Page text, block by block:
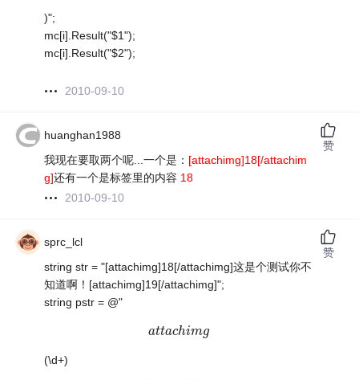
)";
mc[i].Result("$1");
mc[i].Result("$2");
2010-09-10
huanghan1988
我现在要取两个呢...一个是： [attachimg]18[/attachim
g]还有一个是标签里的内容 18
2010-09-10
赞
sprc_lcl
string str = "[attachimg]18[/attachimg]这是个测试你不
知道啊！[attachimg]19[/attachimg]";
string pstr = @"
attachimg
attachimg
(\d+)
赞